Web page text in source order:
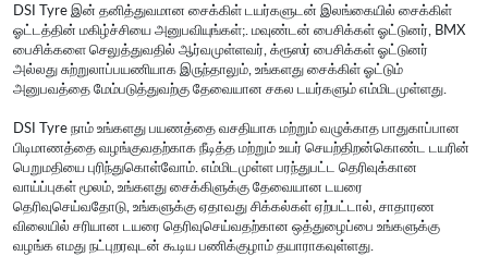
DSI Tyre இன் தனித்துவமான சைக்கிள் டயர்களுடன் இலங்கையில் சைக்கிள்
ஓட்டத்தின் மகிழ்ச்சியை அனுபவியுங்கள்;. மவுண்டன் பைசிக்கள் ஓட்டுனர், BMX
பைசிக்களை செலுத்துவதில் ஆர்வமுள்ளவர், க்ரூஸர் பைசிக்கள் ஓட்டுனர்
அல்லது சுற்றுலாப்பயணியாக இருந்தாலும், உங்களது சைக்கிள் ஓட்டும்
அனுபவத்தை மேம்படுத்துவற்கு தேவையான சகல டயர்களும் எம்மிடமுள்ளது.
DSI Tyre நாம் உங்களது பயணத்தை வசதியாக மற்றும் வழுக்காத பாதுகாப்பான
பிடிமாணத்தை வழங்குவதற்காக நீடித்த மற்றும் உயர் செயற்திறன்கொண்ட டயரின்
பெறுமதியை புரிந்துகொள்வோம். எம்மிடமுள்ள பரந்துபட்ட தெரிவுக்கான
வாய்ப்புகள் மூலம், உங்களது சைக்கிளுக்கு தேவையான டயரை
தெரிவுசெய்வதோடு, உங்களுக்கு ஏதாவது சிக்கல்கள் ஏற்பட்டால், சாதாரண
விலையில் சரியான டயரை தெரிவுசெய்வதற்கான ஒத்துழைப்பை உங்களுக்கு
வழங்க எமது நட்புறரவுடன் கூடிய பணிக்குழாம் தயாராகவுள்ளது.